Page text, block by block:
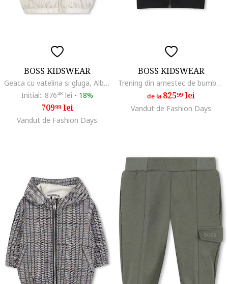
BOSS KIDSWEAR
Geaca cu vatelina si gluga, Alb fildes
Initial: 87648 lei - 18%
70999lei
Vandut de Fashion Days
BOSS KIDSWEAR
Trening din amestec de bumbac cu logo, Negru
de la 82599lei
Vandut de Fashion Days